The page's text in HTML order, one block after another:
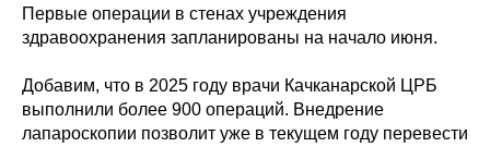
Первые операции в стенах учреждения
здравоохранения запланированы на начало июня.
Добавим, что в 2025 году врачи Качканарской ЦРБ
выполнили более 900 операций. Внедрение
лапароскопии позволит уже в текущем году перевести